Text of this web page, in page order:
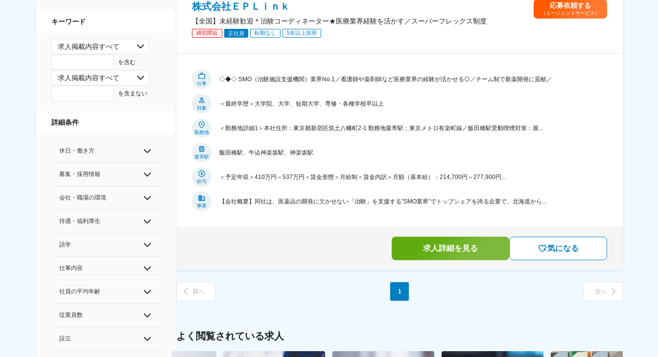
キーワード
求人掲載内容すべて
を含む
求人掲載内容すべて
を含まない
詳細条件
休日・働き方
募集・採用情報
会社・職場の環境
待遇・福利厚生
語学
仕事内容
社員の平均年齢
従業員数
設立
株式会社ＥＰＬｉｎｋ
【全国】未経験歓迎＊治験コーディネーター★医療業界経験を活かす／スーパーフレックス制度
締切間近 正社員 転勤なし 5名以上採用
応募依頼する
（エージェントサービス）
仕事
◇◆◇ SMO（治験施設支援機関）業界No.1／看護師や薬剤師など医療業界の経験が活かせる◎／チーム制で新薬開発に貢献／
対象
＜最終学歴＞大学院、大学、短期大学、専修・各種学校卒以上
勤務地
＜勤務地詳細1＞本社住所：東京都新宿区筑土八幡町2-1 勤務地最寄駅：東京メトロ有楽町線／飯田橋駅受動喫煙対策：屋...
最寄駅
飯田橋駅、牛込神楽坂駅、神楽坂駅
給与
＜予定年収＞410万円～537万円＜賃金形態＞月給制＜賃金内訳＞月額（基本給）：214,700円～277,900円...
事業
【会社概要】同社は、医薬品の開発に欠かせない「治験」を支援する”SMO業界”でトップシェアを誇る企業で、北海道から...
求人詳細を見る 気になる
前へ 1 次へ
よく閲覧されている求人